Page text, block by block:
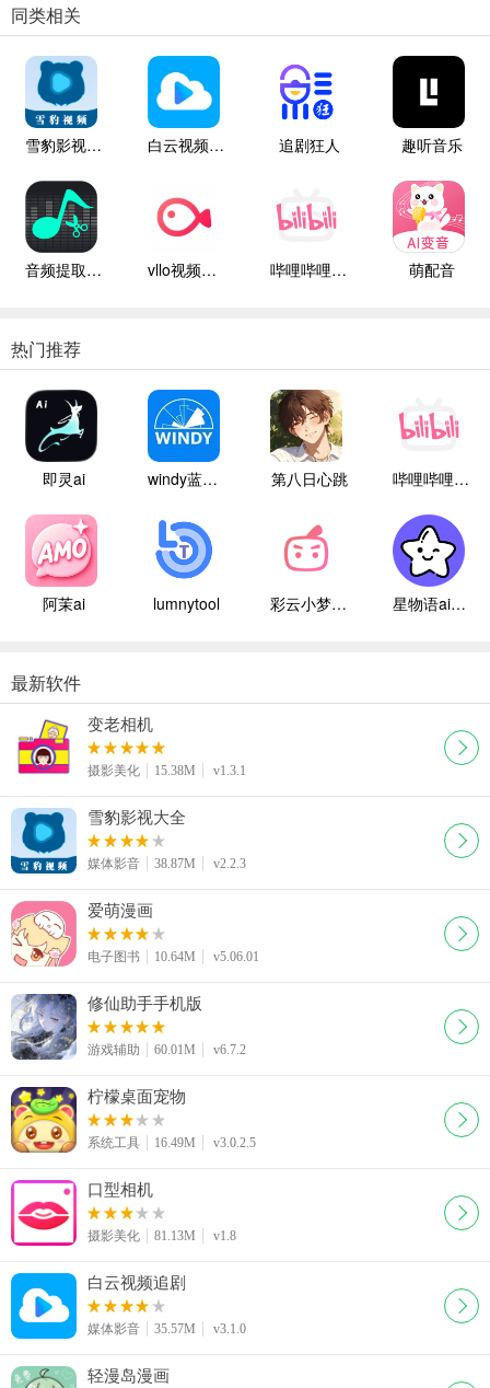
同类相关
雪豹影视大全 白云视频追剧 追剧狂人 趣听音乐
音频提取管家 vllo视频剪辑 哔哩哔哩白色版 萌配音
热门推荐
即灵ai windy蓝色气象 第八日心跳 哔哩哔哩白色版
阿茉ai lumnytool 彩云小梦国际版 星物语ai聊天
最新软件
变老相机
摄影美化 15.38M v1.3.1
雪豹影视大全
媒体影音 38.87M v2.2.3
爱萌漫画
电子图书 10.64M v5.06.01
修仙助手手机版
游戏辅助 60.01M v6.7.2
柠檬桌面宠物
系统工具 16.49M v3.0.2.5
口型相机
摄影美化 81.13M v1.8
白云视频追剧
媒体影音 35.57M v3.1.0
轻漫岛漫画